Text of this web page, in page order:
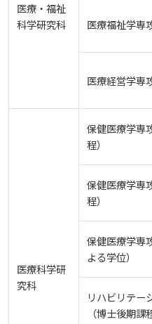
建学の精神
教育の特色
教育に関する基本方針
アドミッション・ポリ
アドミッション・
生）
アドミッション・
カリキュラム・ポリシ
カリキュラム・ポ
ディプロマ・ポリシー
情報の公表
教育研究上の目的・基
大学基礎データ
学費・入学金等費用に
学生生活支援について
就職支援について
規定・教育課程・シ
広島国際大学施設等
別表第1・第2 様式
広島国際大学倫理委員
東広島・呉キャンパ
施設を動画で紹介
キャンパスの歴史を振
プレスリリース
メディア掲載情報
SNS公式アカウント
ハラスメントについて
SDGsについて
入試最新情報
職の種BOOK
窓口での資料受取りに
交通アクセス
学園・姉妹校のご案内
お問い合わせ
学部
保健医療学部
総合リハビリテーショ
健康スポーツ学部
大学院・専攻科
医療科学研究科
保健医療学専攻
リハビリテーション学
健康科学研究科
医療福祉学専攻
医療経営学専攻
看護学研究科
看護学専攻
助産学専攻科
就職・キャリア支援
就業力育成プログラム
エクステンション講座
研究連携相談
研究者情報（学会賞
国際化ビジョン
医療・福祉
科学研究科
医療福祉学専
医療経営学専
医療科学研
究科
保健医療学専
程）
保健医療学専
程）
保健医療学専
よる学位）
リハビリテー
（博士後期課
オフィスアワー
感染症による授業欠席
学修支援・サポート
ビジュランクラウド（
横断プログラム実施要
シラバスの利用
規定・教育課程・シラ
成績について
進級要件等
学業質問集（FAQ）
大学院 博士論文・修
事務手続き
証明書の申請
学外実習にかかる補助
学費納入金額
学生生活支援
学部生研究活動援助金
学食売店オールガイド
学生互助会
広島国際大学チャレン
広島国際大学地域活性
公認団体の結成・昇格